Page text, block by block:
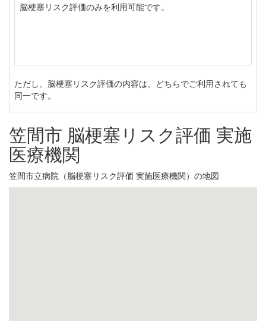
脳梗塞リスク評価のみを利用可能です。
ただし、脳梗塞リスク評価の内容は、どちらでご利用されても
同一です。
笠間市 脳梗塞リスク評価 実施
医療機関
笠間市立病院（脳梗塞リスク評価 実施医療機関）の地図